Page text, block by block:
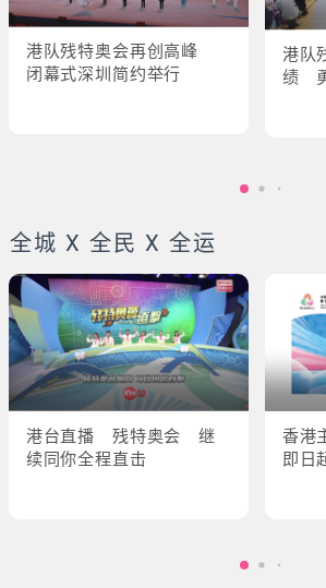
港队残特奥会再创高峰
闭幕式深圳简约举行
港队
绩
全城 X 全民 X 全运
港台直播 残特奥会 继
续同你全程直击
香港
即日